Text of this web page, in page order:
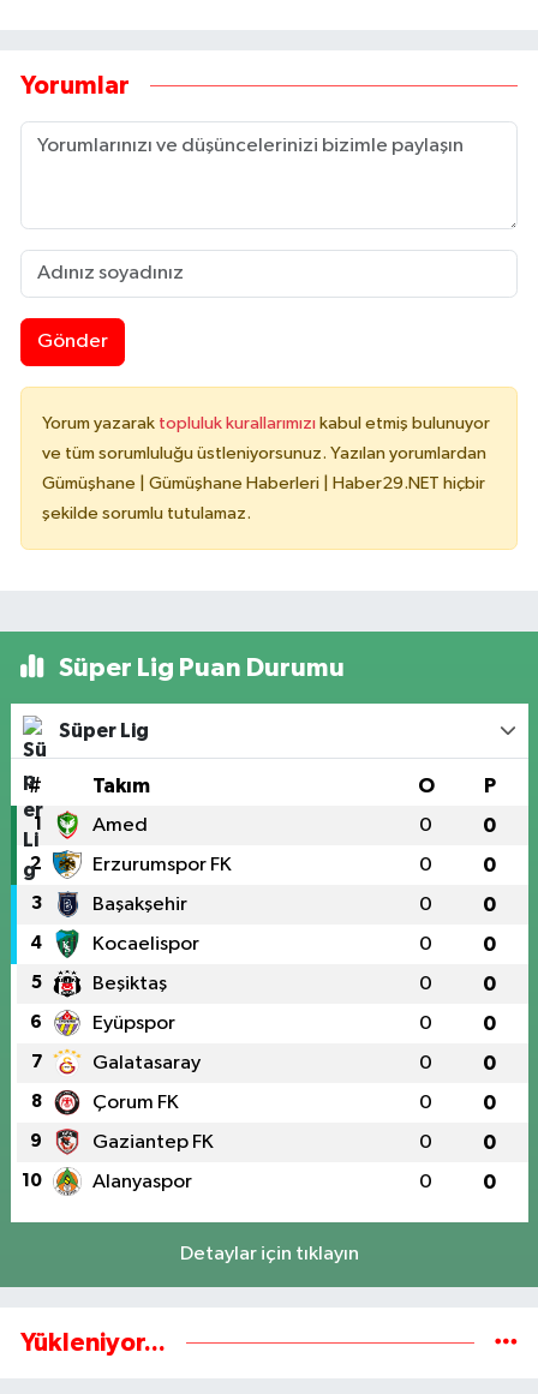
Yorumlar
Gönder
Yorum yazarak topluluk kurallarımızı kabul etmiş bulunuyor
ve tüm sorumluluğu üstleniyorsunuz. Yazılan yorumlardan
Gümüşhane | Gümüşhane Haberleri | Haber29.NET hiçbir
şekilde sorumlu tutulamaz.
Süper Lig Puan Durumu
Süper Lig
# Takım O P
1 Amed 0 0
2 Erzurumspor FK 0 0
3 Başakşehir 0 0
4 Kocaelispor 0 0
5 Beşiktaş 0 0
6 Eyüpspor 0 0
7 Galatasaray 0 0
8 Çorum FK 0 0
9 Gaziantep FK 0 0
10 Alanyaspor 0 0
Detaylar için tıklayın
Yükleniyor...